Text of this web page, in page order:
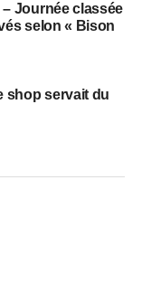
Journée classée
selon « Bison
shop servait du